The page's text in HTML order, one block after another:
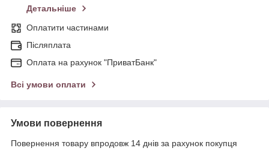
Детальніше
Оплатити частинами
Післяплата
Оплата на рахунок "ПриватБанк"
Всі умови оплати
Умови повернення
Повернення товару впродовж 14 днів за рахунок покупця